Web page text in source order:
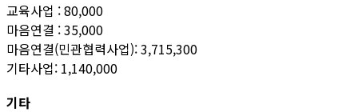
교육사업 : 80,000
마음연결 : 35,000
마음연결(민관협력사업): 3,715,300
기타사업: 1,140,000
기타